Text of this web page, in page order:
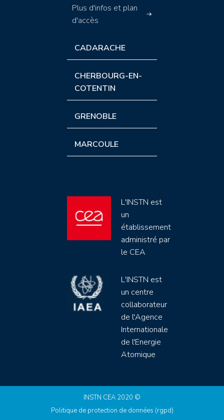
Plus d'infos et plan
d'accès
CADARACHE
CHERBOURG-EN-
COTENTIN
GRENOBLE
MARCOULE
L'INSTN est
un
établissement
administré par
le CEA
L'INSTN est
un centre
collaborateur
de l'Agence
Internationale
de l'Energie
Atomique
INSTN CEA 2020 ©
Politique de protection de données (rgpd)